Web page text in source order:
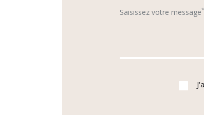
Saisissez votre message*